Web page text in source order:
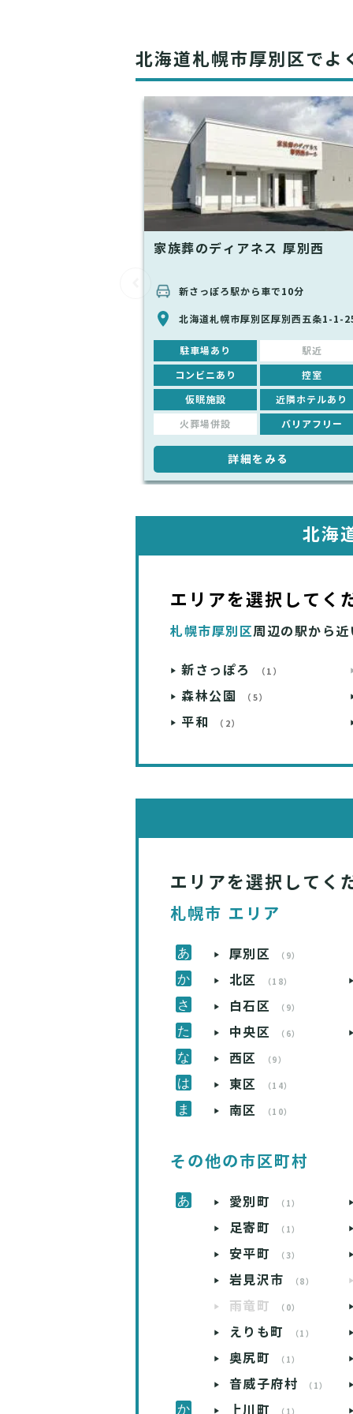
北海道札幌市厚別区でよ
家族葬のディアネス 厚別西
新さっぽろ駅から車で10分
北海道札幌市厚別区厚別西五条1-1-
駐車場あり 駅近
コンビニあり 控室
仮眠施設 近隣ホテルあり
火葬場併設 バリアフリー
詳細をみる
北海
エリアを選択してく
札幌市厚別区周辺の駅から
新さっぽろ （1）
森林公園 （5）
平和 （2）
エリアを選択してく
札幌市 エリア
厚別区 （9）
北区 （18）
白石区 （9）
中央区 （6）
西区 （9）
東区 （14）
南区 （10）
その他の市区町村
愛別町 （1）
足寄町 （1）
安平町 （3）
岩見沢市 （8）
雨竜町 （0）
えりも町 （1）
奥尻町 （1）
音威子府村 （1）
上川町